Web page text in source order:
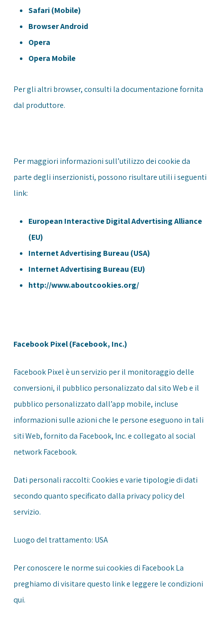
Safari (Mobile)
Browser Android
Opera
Opera Mobile
Per gli altri browser, consulti la documentazione fornita
dal produttore.
Per maggiori informazioni sull’utilizzo dei cookie da
parte degli inserzionisti, possono risultare utili i seguenti
link:
European Interactive Digital Advertising Alliance
(EU)
Internet Advertising Bureau (USA)
Internet Advertising Bureau (EU)
http://www.aboutcookies.org/
Facebook Pixel (Facebook, Inc.)
Facebook Pixel è un servizio per il monitoraggio delle
conversioni, il pubblico personalizzato dal sito Web e il
pubblico personalizzato dall’app mobile, incluse
informazioni sulle azioni che le persone eseguono in tali
siti Web, fornito da Facebook, Inc. e collegato al social
network Facebook.
Dati personali raccolti: Cookies e varie tipologie di dati
secondo quanto specificato dalla privacy policy del
servizio.
Luogo del trattamento: USA
Per conoscere le norme sui cookies di Facebook La
preghiamo di visitare questo linke leggere le condizioni
qui.